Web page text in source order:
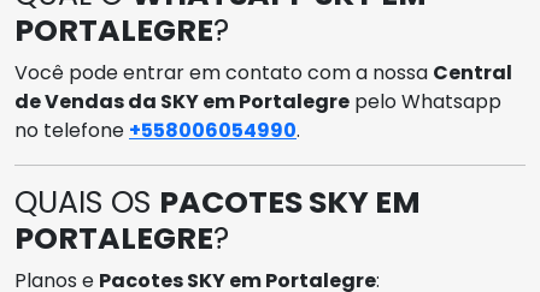
PORTALEGRE?
Você pode entrar em contato com a nossa Central
de Vendas da SKY em Portalegre pelo Whatsapp
no telefone +558006054990.
QUAIS OS PACOTES SKY EM
PORTALEGRE?
Planos e Pacotes SKY em Portalegre: